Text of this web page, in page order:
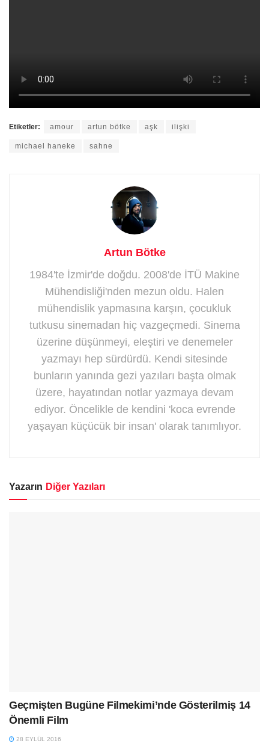
Etiketler: amour artun bötke aşk ilişki
michael haneke sahne
Artun Bötke
1984'te İzmir'de doğdu. 2008'de İTÜ Makine
Mühendisliği'nden mezun oldu. Halen
mühendislik yapmasına karşın, çocukluk
tutkusu sinemadan hiç vazgeçmedi. Sinema
üzerine düşünmeyi, eleştiri ve denemeler
yazmayı hep sürdürdü. Kendi sitesinde
bunların yanında gezi yazıları başta olmak
üzere, hayatından notlar yazmaya devam
ediyor. Öncelikle de kendini 'koca evrende
yaşayan küçücük bir insan' olarak tanımlıyor.
Yazarın Diğer Yazıları
Geçmişten Bugüne Filmekimi’nde Gösterilmiş 14
Önemli Film
28 EYLÜL 2016